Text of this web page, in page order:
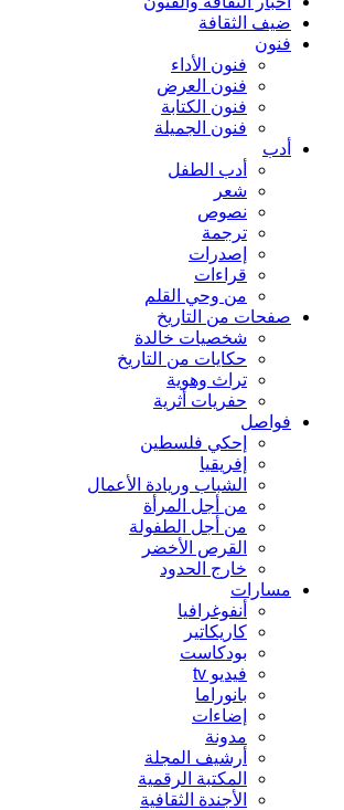
ضيف الثقافة
فنون
فنون الأداء
فنون العرض
فنون الكتابة
فنون الجميلة
أدب
أدب الطفل
شعر
نصوص
ترجمة
إصدرات
قراءات
من وحي القلم
صفحات من التاريخ
شخصيات خالدة
حكايات من التاريخ
تراث وهوية
حفريات أثرية
فواصل
إحكي فلسطين
إفريقيا
الشباب وريادة الأعمال
من أجل المرأة
من أجل الطفولة
القرص الأخضر
خارج الحدود
مسارات
أنفوغرافيا
كاريكاتير
بودكاست
فيديو tv
بانوراما
إضاءات
مدونة
أرشيف المجلة
المكتبة الرقمية
الأجندة الثقافية